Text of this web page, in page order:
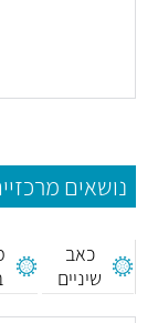
נושאים
כאב
שיניים